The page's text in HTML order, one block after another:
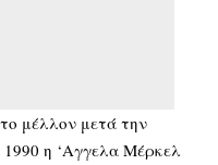
το μέλλον μετά την
η ‘Αγγελα Μέρκελ